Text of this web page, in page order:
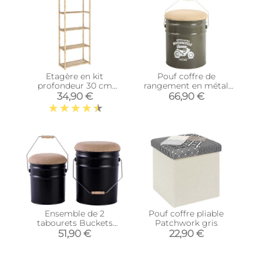
Etagère en kit
profondeur 30 cm
Natura (5 tablettes)
34,90 €
Pouf coffre de
rangement en métal
Motorcycle
66,90 €
Ensemble de 2
tabourets Buckets
(Noir)
51,90 €
Pouf coffre pliable
Patchwork gris
22,90 €